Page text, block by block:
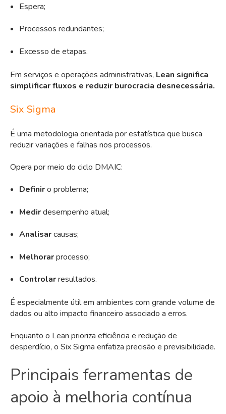
Espera;
Processos redundantes;
Excesso de etapas.
Em serviços e operações administrativas, Lean significa
simplificar fluxos e reduzir burocracia desnecessária.
Six Sigma
É uma metodologia orientada por estatística que busca
reduzir variações e falhas nos processos.
Opera por meio do ciclo DMAIC:
Definiro problema;
Medirdesempenho atual;
Analisarcausas;
Melhorarprocesso;
Controlarresultados.
É especialmente útil em ambientes com grande volume de
dados ou alto impacto financeiro associado a erros.
Enquanto o Lean prioriza eficiência e redução de
desperdício, o Six Sigma enfatiza precisão e previsibilidade.
Principais ferramentas de
apoio à melhoria contínua